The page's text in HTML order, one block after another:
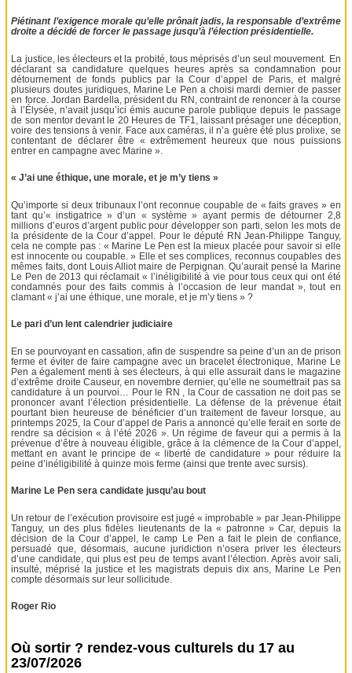
Piétinant l’exigence morale qu’elle prônait jadis, la responsable d’extrême
droite a décidé de forcer le passage jusqu’à l’élection présidentielle.
La justice, les électeurs et la probité, tous méprisés d’un seul mouvement. En
déclarant sa candidature quelques heures après sa condamnation pour
détournement de fonds publics par la Cour d’appel de Paris, et malgré
plusieurs doutes juridiques, Marine Le Pen a choisi mardi dernier de passer
en force. Jordan Bardella, président du RN, contraint de renoncer à la course
à l’Élysée, n’avait jusqu’ici émis aucune parole publique depuis le passage
de son mentor devant le 20 Heures de TF1, laissant présager une déception,
voire des tensions à venir. Face aux caméras, il n’a guère été plus prolixe, se
contentant de déclarer être « extrêmement heureux que nous puissions
entrer en campagne avec Marine ».
« J’ai une éthique, une morale, et je m’y tiens »
Qu’importe si deux tribunaux l’ont reconnue coupable de « faits graves » en
tant qu’« instigatrice » d’un « système » ayant permis de détourner 2,8
millions d’euros d’argent public pour développer son parti, selon les mots de
la présidente de la Cour d’appel. Pour le député RN Jean-Philippe Tanguy,
cela ne compte pas : « Marine Le Pen est la mieux placée pour savoir si elle
est innocente ou coupable. » Elle et ses complices, reconnus coupables des
mêmes faits, dont Louis Alliot maire de Perpignan. Qu’aurait pensé la Marine
Le Pen de 2013 qui réclamait « l’inéligibilité à vie pour tous ceux qui ont été
condamnés pour des faits commis à l’occasion de leur mandat », tout en
clamant « j’ai une éthique, une morale, et je m’y tiens » ?
Le pari d’un lent calendrier judiciaire
En se pourvoyant en cassation, afin de suspendre sa peine d’un an de prison
ferme et éviter de faire campagne avec un bracelet électronique, Marine Le
Pen a également menti à ses électeurs, à qui elle assurait dans le magazine
d’extrême droite Causeur, en novembre dernier, qu’elle ne soumettrait pas sa
candidature à un pourvoi… Pour le RN , la Cour de cassation ne doit pas se
prononcer avant l’élection présidentielle. La défense de la prévenue était
pourtant bien heureuse de bénéficier d’un traitement de faveur lorsque, au
printemps 2025, la Cour d’appel de Paris a annoncé qu’elle ferait en sorte de
rendre sa décision « à l’été 2026 ». Un régime de faveur qui a permis à la
prévenue d’être à nouveau éligible, grâce à la clémence de la Cour d’appel,
mettant en avant le principe de « liberté de candidature » pour réduire la
peine d’inéligibilité à quinze mois ferme (ainsi que trente avec sursis).
Marine Le Pen sera candidate jusqu’au bout
Un retour de l’exécution provisoire est jugé « improbable » par Jean-Philippe
Tanguy, un des plus fidèles lieutenants de la « patronne » Car, depuis la
décision de la Cour d’appel, le camp Le Pen a fait le plein de confiance,
persuadé que, désormais, aucune juridiction n’osera priver les électeurs
d’une candidate, qui plus est peu de temps avant l’élection. Après avoir sali,
insulté, méprisé la justice et les magistrats depuis dix ans, Marine Le Pen
compte désormais sur leur sollicitude.
Roger Rio
Où sortir ? rendez-vous culturels du 17 au
23/07/2026